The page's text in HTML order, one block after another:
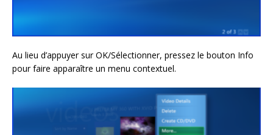
Au lieu d’appuyer sur OK/Sélectionner, pressez le bouton Info
pour faire apparaître un menu contextuel.